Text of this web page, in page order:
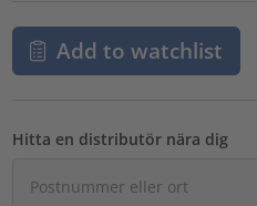
Add to watchlist
Hitta en distributör nära dig